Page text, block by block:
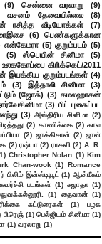
(9) சென்னை வரலாறு
(9)
வசனம் தேவையில்லை
(8)
ரசித்த வீடியோக்கள்
(7)
(6)
பெண்களுக்கான
என்கேமரா (5) குறும்படம் (5)
(5) ஸ்பெயின் சினிமா
(5)
உலககோப்பை கிரிக்கெட்/2011
இயக்கிய குறும்படங்கள் (4)
(3) இத்தாலி சினிமா
(3)
(ஜோக்) (3) கமலஹாசன்
(3) பிட் புகைப்பட
(3) அஸ்திரிய சினிமா (2)
(2) காணிக்கை (2) கால
(2) ஜாக்கிசான் (2) ஜான்
(2) ரஷ்யா (2) ராகவி (2) A. R.
Christopher Nolan (1) Kim
Chan-wook (1) Romance
பிலிம் இன்ஸ்டியூட் (1) ஆன்மீகம்
கவர்ச்சி படங்கள் (1) சுஜாதா (1)
(1) தைவான் (1)
கட்டுரைகள் (1)
பழக
பிரெஞ் (1) பெல்ஜியம் சினிமா (1)
(1) வரலாறு (1)